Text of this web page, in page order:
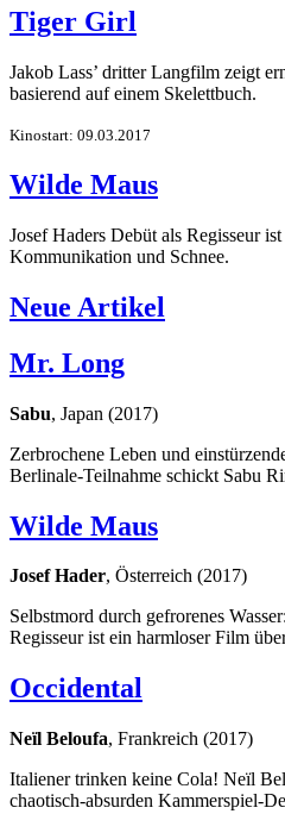
Tiger Girl
Jakob Lass’ dritter Langfilm zeigt
basierend auf einem Skelettbuch.
Kinostart: 09.03.2017
Wilde Maus
Josef Haders Debüt als Regisseur
Kommunikation und Schnee.
Neue Artikel
Mr. Long
Sabu, Japan (2017)
Zerbrochene Leben und
Berlinale-Teilnahme schickt Sabu
Wilde Maus
Josef Hader, Österreich (2017)
Selbstmord durch gefrorenes
Regisseur ist ein harmloser Film
Occidental
Neïl Beloufa, Frankreich (2017)
Italiener trinken keine Cola! Neïl
chaotisch-absurden Kammerspiel-